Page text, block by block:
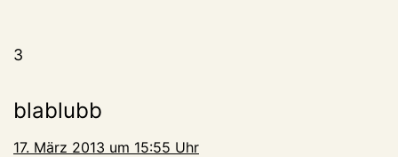
3
blablubb
17. März 2013 um 15:55 Uhr